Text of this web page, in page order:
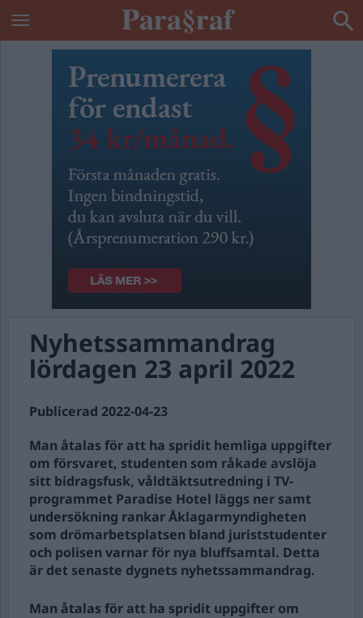
Nyhetssammandrag
lördagen 23 april 2022
Publicerad 2022-04-23
Man åtalas för att ha spridit hemliga uppgifter
om försvaret, studenten som råkade avslöja
sitt bidragsfusk, våldtäktsutredning i TV-
programmet Paradise Hotel läggs ner samt
undersökning rankar Åklagarmyndigheten
som drömarbetsplatsen bland juriststudenter
och polisen varnar för nya bluffsamtal. Detta
är det senaste dygnets nyhetssammandrag.
Man åtalas för att ha spridit uppgifter om